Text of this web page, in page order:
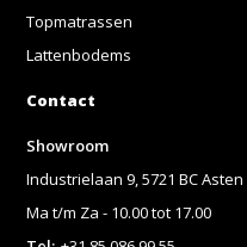
Topmatrassen
Lattenbodems
Contact
Showroom
Industrielaan 9, 5721 BC Asten
Ma t/m Za - 10.00 tot 17.00